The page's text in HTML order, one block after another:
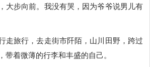
大步向前。我没有哭，因为爷爷说男儿有
走旅行，去走街市阡陌，山川田野，跨过
带着微薄的行李和丰盛的自己。